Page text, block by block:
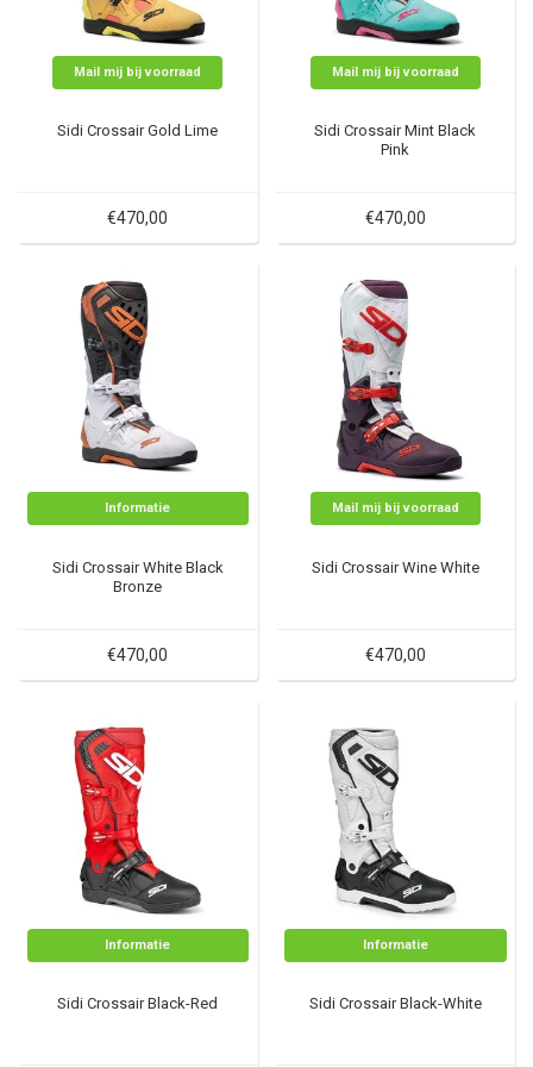
Mail mij bij voorraad
Sidi Crossair Gold Lime
€470,00
Mail mij bij voorraad
Sidi Crossair Mint Black
Pink
€470,00
Informatie
Sidi Crossair White Black
Bronze
€470,00
Mail mij bij voorraad
Sidi Crossair Wine White
€470,00
Informatie
Sidi Crossair Black-Red
Informatie
Sidi Crossair Black-White